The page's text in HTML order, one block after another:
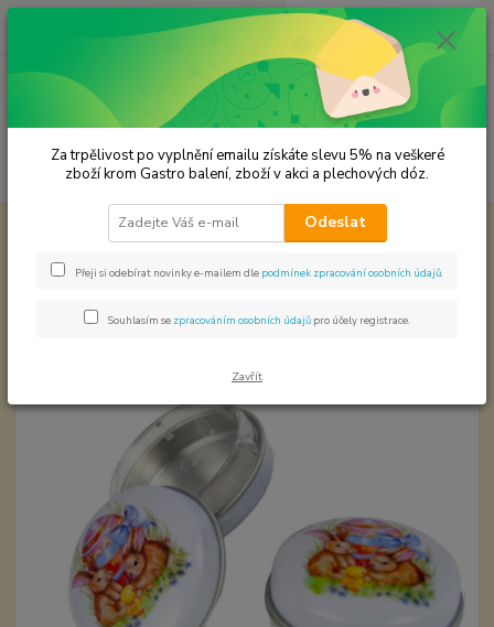
Menu
Hledat
ks
za 0,00 Kč
Plechové dózy - kořenky Velikonoční mini dóza
Velikonoční mini dóza
Za trpělivost po vyplnění emailu získáte slevu 5% na veškeré
zboží krom Gastro balení, zboží v akci a plechových dóz.
Odeslat
Přeji si odebírat novinky e-mailem dle podmínek zpracování osobních údajů
Souhlasím se zpracováním osobních údajů pro účely registrace.
Zavřít